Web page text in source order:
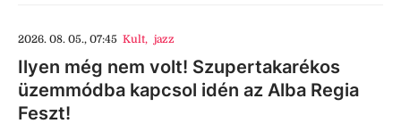
2026. 08. 05., 07:45 Kult, jazz
Ilyen még nem volt! Szupertakarékos
üzemmódba kapcsol idén az Alba Regia
Feszt!